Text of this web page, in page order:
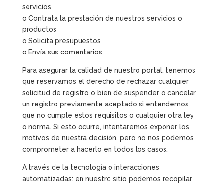
servicios
o Contrata la prestación de nuestros servicios o
productos
o Solicita presupuestos
o Envía sus comentarios
Para asegurar la calidad de nuestro portal, tenemos
que reservamos el derecho de rechazar cualquier
solicitud de registro o bien de suspender o cancelar
un registro previamente aceptado si entendemos
que no cumple estos requisitos o cualquier otra ley
o norma. Si esto ocurre, intentaremos exponer los
motivos de nuestra decisión, pero no nos podemos
comprometer a hacerlo en todos los casos.
A través de la tecnología o interacciones
automatizadas: en nuestro sitio podemos recopilar